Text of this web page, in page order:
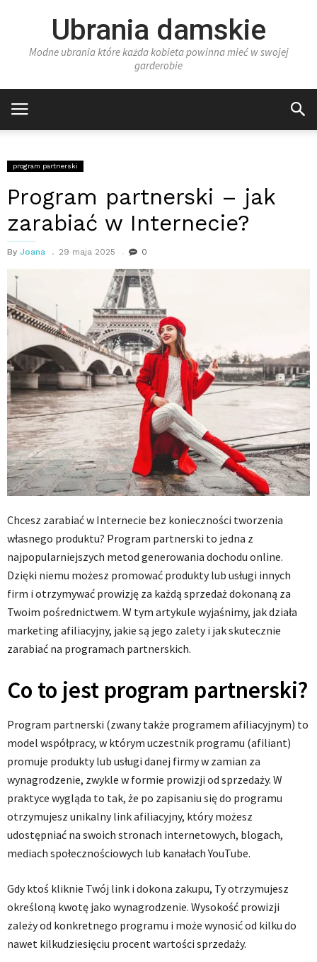
Ubrania damskie
Modne ubrania które każda kobieta powinna mieć w swojej
garderobie
program partnerski
Program partnerski – jak
zarabiać w Internecie?
By Joana 29 maja 2025 0
Chcesz zarabiać w Internecie bez konieczności tworzenia
własnego produktu? Program partnerski to jedna z
najpopularniejszych metod generowania dochodu online.
Dzięki niemu możesz promować produkty lub usługi innych
firm i otrzymywać prowizję za każdą sprzedaż dokonaną za
Twoim pośrednictwem. W tym artykule wyjaśnimy, jak działa
marketing afiliacyjny, jakie są jego zalety i jak skutecznie
zarabiać na programach partnerskich.
Co to jest program partnerski?
Program partnerski (zwany także programem afiliacyjnym) to
model współpracy, w którym uczestnik programu (afiliant)
promuje produkty lub usługi danej firmy w zamian za
wynagrodzenie, zwykle w formie prowizji od sprzedaży. W
praktyce wygląda to tak, że po zapisaniu się do programu
otrzymujesz unikalny link afiliacyjny, który możesz
udostępniać na swoich stronach internetowych, blogach,
mediach społecznościowych lub kanałach YouTube.
Gdy ktoś kliknie Twój link i dokona zakupu, Ty otrzymujesz
określoną kwotę jako wynagrodzenie. Wysokość prowizji
zależy od konkretnego programu i może wynosić od kilku do
nawet kilkudziesięciu procent wartości sprzedaży.